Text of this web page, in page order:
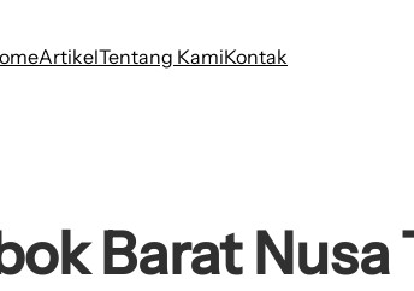
ArtikelTentang KamiKontak
Barat Nusa